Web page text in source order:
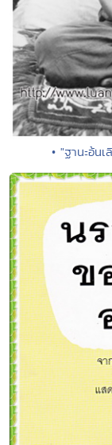
• "ฐานะอ้น